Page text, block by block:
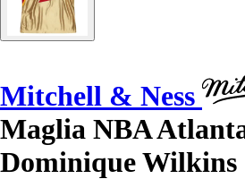
Mitchell & Ness
Maglia NBA
Dominique Wilkins